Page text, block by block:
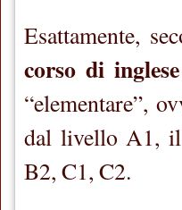
Esattamente,
corso di
“elementare”,
dal livello A1,
B2, C1, C2.